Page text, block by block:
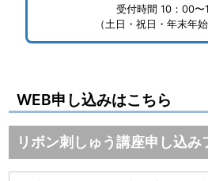
受付時間 10：00〜
（土日・祝日・年末年
WEB申し込みはこちら